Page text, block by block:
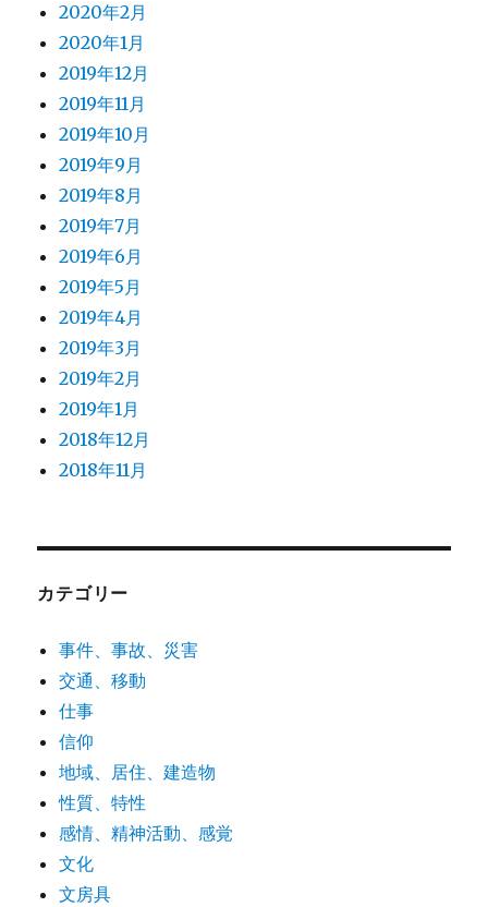
2020年2月
2020年1月
2019年12月
2019年11月
2019年10月
2019年9月
2019年8月
2019年7月
2019年6月
2019年5月
2019年4月
2019年3月
2019年2月
2019年1月
2018年12月
2018年11月
カテゴリー
事件、事故、災害
交通、移動
仕事
信仰
地域、居住、建造物
性質、特性
感情、精神活動、感覚
文化
文房具